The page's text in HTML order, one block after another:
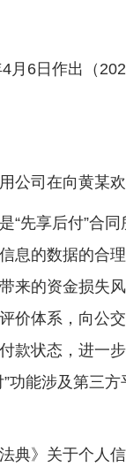
6日作出（
司在向黄某欢
享后付”合同
息的数据的合
来的资金损失
价体系，向公
款状态，进一
功能涉及第三
》关于个人信